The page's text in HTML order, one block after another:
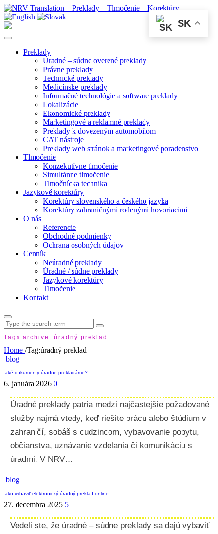
Preklady
Úradné – súdne overené preklady
Právne preklady
Technické preklady
Medicínske preklady
Informačné technológie a software preklady
Lokalizácie
Ekonomické preklady
Marketingové a reklamné preklady
Preklady k dovezeným automobilom
CAT nástroje
Preklady web stránok a marketingové poradenstvo
Tlmočenie
Konzekutívne tlmočenie
Simultánne tlmočenie
Tlmočnícka technika
Jazykové korektúry
Korektúry slovenského a českého jazyka
Korektúry zahraničnými rodenými hovoriacimi
O nás
Referencie
Obchodné podmienky
Ochrana osobných údajov
Cenník
Neúradné preklady
Úradné / súdne preklady
Jazykové korektúry
Tlmočenie
Kontakt
Search
for:
Tags archive: úradný preklad
Home /Tag:úradný preklad
blog
aké dokumenty úradne prekladáme?
6. januára 2026 0
Úradné preklady patria medzi najčastejšie požadované
služby najmä vtedy, keď riešite prácu alebo štúdium v
zahraničí, sobáš s cudzincom, vybavovanie pobytu,
občianstva, uznávanie vzdelania či komunikáciu s
úradmi. V NRV…
blog
ako vybaviť elektronický úradný preklad online
27. decembra 2025 5
Vedeli ste, že úradné – súdne preklady sa dajú vybaviť
SK